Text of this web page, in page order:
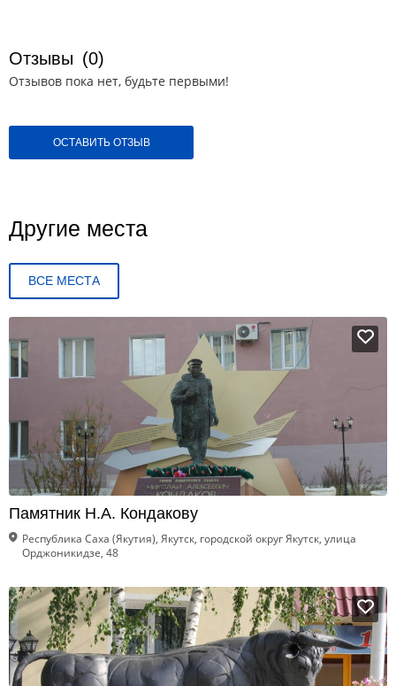
Отзывы (0)
Отзывов пока нет, будьте первыми!
ОСТАВИТЬ ОТЗЫВ
Другие места
ВСЕ МЕСТА
Памятник Н.А. Кондакову
Республика Саха (Якутия), Якутск, городской округ Якутск, улица
Орджоникидзе, 48